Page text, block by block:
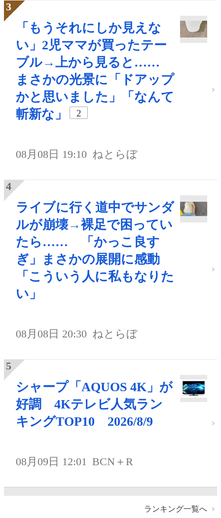
「もうそれにしか見えな
い」2児ママが買ったテー
ブル→上から見ると……
まさかの光景に「ドアップ
かと思いました」「なんて
斬新な」
2
08月08日 19:10 ねとらぼ
ライブに行く道中でサンダ
ルが崩壊→裸足で困ってい
たら…… 「かっこ良す
ぎ」まさかの展開に感動
「こういう人に私もなりた
い」
08月08日 20:30 ねとらぼ
シャープ「AQUOS 4K」が
好調 4Kテレビ人気ラン
キングTOP10 2026/8/9
08月09日 12:01 BCN＋R
ランキング一覧へ